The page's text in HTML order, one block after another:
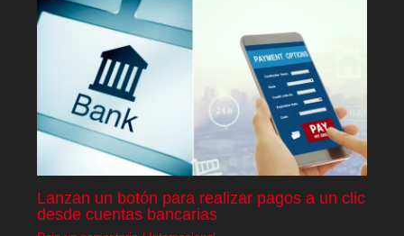
Lanzan un botón para realizar pagos a un clic
desde cuentas bancarias